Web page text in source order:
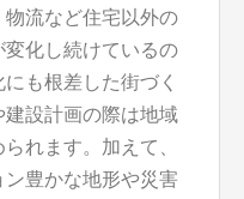
物流など住宅以外の
化し続けているの
も根差した街づく
建設計画の際は地域
れます。加えて、
豊かな地形や災害